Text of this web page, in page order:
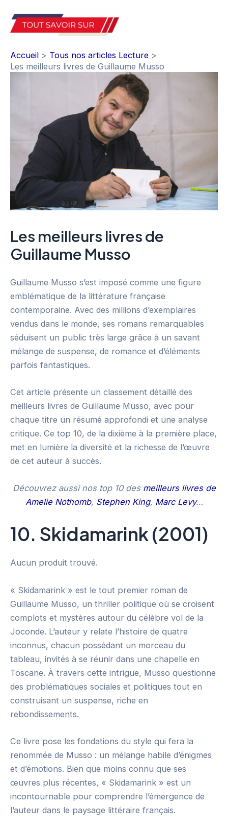
contenu
Accueil
Tous nos articles Lecture
Les meilleurs livres de Guillaume Musso
Les meilleurs livres de
Guillaume Musso
Guillaume Musso s’est imposé comme une figure
emblématique de la littérature française
contemporaine. Avec des millions d’exemplaires
vendus dans le monde, ses romans remarquables
séduisent un public très large grâce à un savant
mélange de suspense, de romance et d’éléments
parfois fantastiques.
Cet article présente un classement détaillé des
meilleurs livres de Guillaume Musso, avec pour
chaque titre un résumé approfondi et une analyse
critique. Ce top 10, de la dixième à la première place,
met en lumière la diversité et la richesse de l’œuvre
de cet auteur à succès.
Découvrez aussi nos top 10 des meilleurs livres de
Amelie Nothomb, Stephen King, Marc Levy…
10. Skidamarink (2001)
Aucun produit trouvé.
« Skidamarink » est le tout premier roman de
Guillaume Musso, un thriller politique où se croisent
complots et mystères autour du célèbre vol de la
Joconde. L’auteur y relate l’histoire de quatre
inconnus, chacun possédant un morceau du
tableau, invités à se réunir dans une chapelle en
Toscane. À travers cette intrigue, Musso questionne
des problématiques sociales et politiques tout en
construisant un suspense, riche en
rebondissements.
Ce livre pose les fondations du style qui fera la
renommée de Musso : un mélange habile d’énigmes
et d’émotions. Bien que moins connu que ses
œuvres plus récentes, « Skidamarink » est un
incontournable pour comprendre l’émergence de
l’auteur dans le paysage littéraire français.